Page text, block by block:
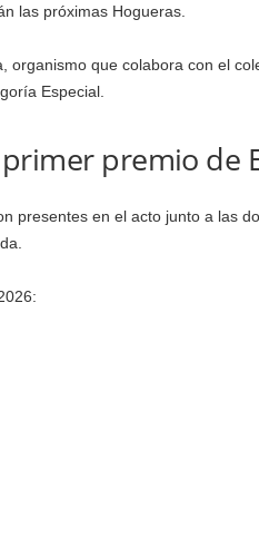
las próximas Hogueras.
que colabora con el
Especial.
premio de
presentes en el acto junto a las